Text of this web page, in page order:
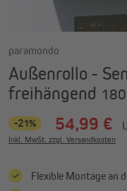
paramondo
Außenrollo -
freihängend
-21% 54,99 €
Inkl. MwSt. zzgl. Versandkosten
Flexible Montage an